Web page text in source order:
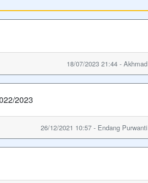
18/07/2023 21:44 - Akhmad
2023
26/12/2021 10:57 - Endang Purwanti